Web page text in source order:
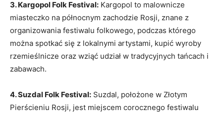
3. Kargopol Folk​ Festival: Kargopol‌ to malownicze
miasteczko na północnym⁢ zachodzie ‌Rosji, znane z
‍organizowania festiwalu ⁤folkowego,‍ podczas​ którego
można spotkać się z lokalnymi⁣ artystami, kupić wyroby
rzemieślnicze oraz wziąć ⁤udział w ‌tradycyjnych ⁣tańcach i
zabawach.
4. Suzdal Folk Festival: Suzdal, położone w Złotym‌
Pierścieniu Rosji,​ jest ‍miejscem corocznego⁢ festiwalu